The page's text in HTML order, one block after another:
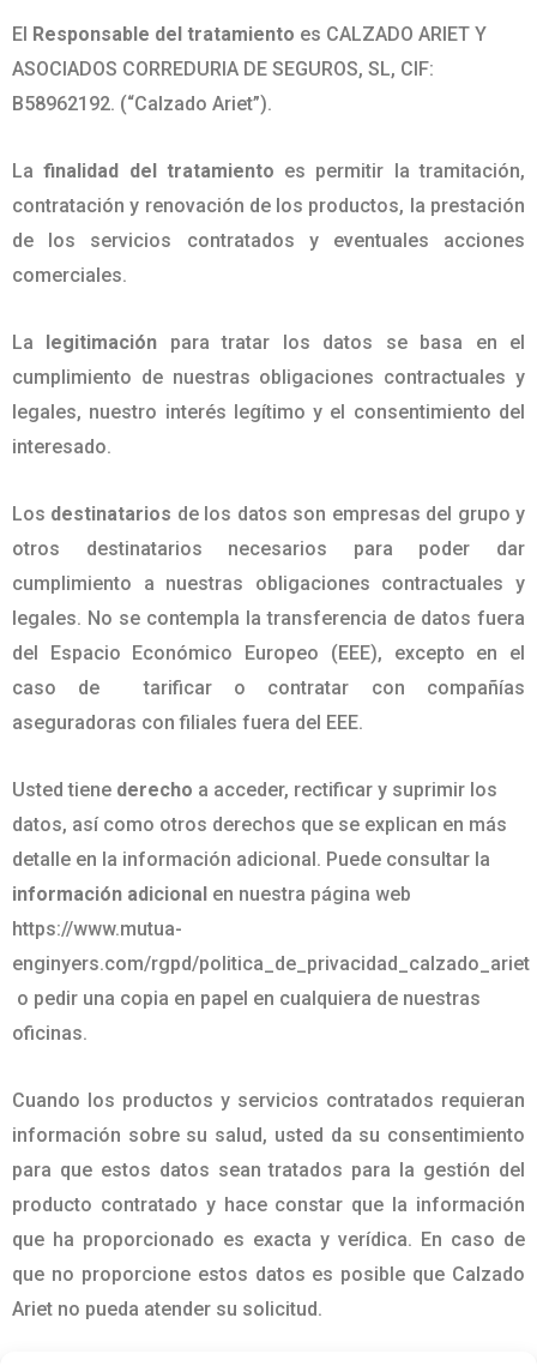
El Responsable del tratamiento es CALZADO ARIET Y
ASOCIADOS CORREDURIA DE SEGUROS, SL, CIF:
B58962192. (“Calzado Ariet”).
Lafinalidad del tratamiento es permitir la tramitación,
contratación y renovación de los productos, la prestación
de los servicios contratados y eventuales acciones
comerciales.
La legitimación para tratar los datos se basa en el
cumplimiento de nuestras obligaciones contractuales y
legales, nuestro interés legítimo y el consentimiento del
interesado.
Los destinatarios de los datos son empresas del grupo y
otros destinatarios necesarios para poder dar
cumplimiento a nuestras obligaciones contractuales y
legales. No se contempla la transferencia de datos fuera
del Espacio Económico Europeo (EEE), excepto en el
caso de tarificar o contratar con compañías
aseguradoras con filiales fuera del EEE.
Usted tiene derecho a acceder, rectificar y suprimir los
datos, así como otros derechos que se explican en más
detalle en la información adicional. Puede consultar la
información adicional en nuestra página web
https://www.mutua-
enginyers.com/rgpd/politica_de_privacidad_calzado_ariet
o pedir una copia en papel en cualquiera de nuestras
oficinas.
Cuando los productos y servicios contratados requieran
información sobre su salud, usted da su consentimiento
para que estos datos sean tratados para la gestión del
producto contratado y hace constar que la información
que ha proporcionado es exacta y verídica. En caso de
que no proporcione estos datos es posible que Calzado
Ariet no pueda atender su solicitud.